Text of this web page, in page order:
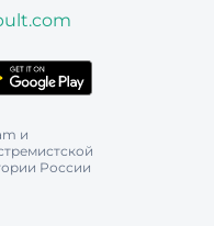
и
России